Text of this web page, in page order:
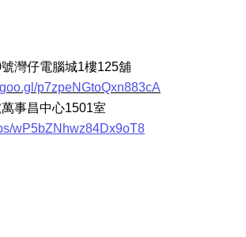
灣仔電腦城1樓125舖
p7zpeNGtoQxn883cA
事昌中心1501室
wP5bZNhwz84Dx9oT8